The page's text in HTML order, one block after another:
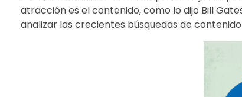
atracción es el contenido, como lo dijo Bill
analizar las crecientes búsquedas de